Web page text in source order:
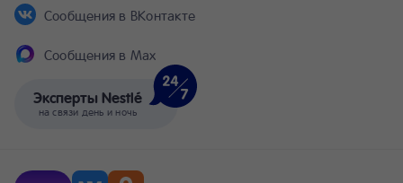
Эксперты Nestlé
на связи день и ночь
Сообщения в ВКонтакте
Сообщения в Max